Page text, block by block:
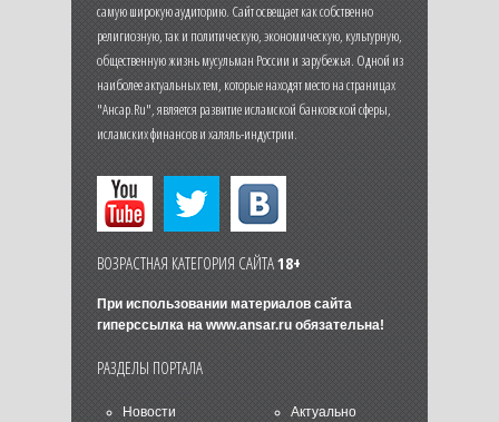
самую широкую аудиторию. Сайт освещает как собственно
религиозную, так и политическую, экономическую, культурную,
общественную жизнь мусульман России и зарубежья. Одной из
наиболее актуальных тем, которые находят место на страницах
"Ансар.Ru", является развитие исламской банковской сферы,
исламских финансов и халяль-индустрии.
ВОЗРАСТНАЯ КАТЕГОРИЯ САЙТА18+
При использовании материалов сайта
гиперссылка на www.ansar.ruобязательна!
РАЗДЕЛЫ ПОРТАЛА
Новости
Актуально